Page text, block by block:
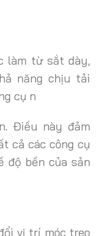
làm từ sắt dày,
năng chịu tải
cụ n
Điều này đảm
cả các công cụ
độ bền của sản
vị trí móc treo